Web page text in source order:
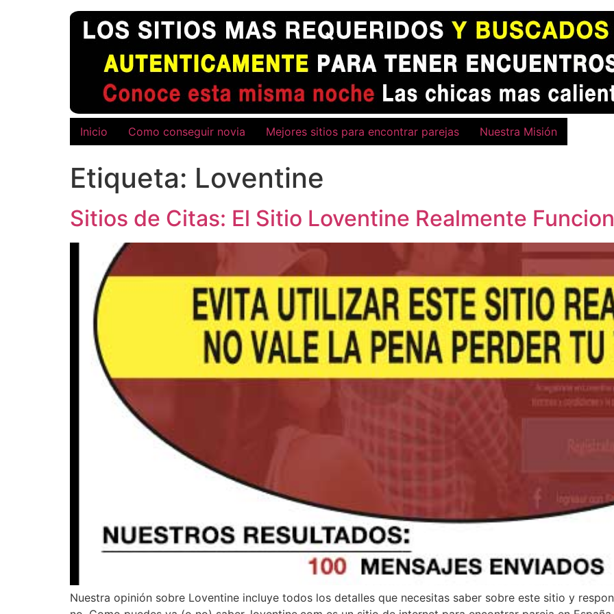
Inicio Como conseguir novia Mejores sitios para encontrar parejas Nuestra Misión
Etiqueta: Loventine
Sitios de Citas: El Sitio Loventine Realmente
Nuestra opinión sobre Loventine incluye todos los detalles que necesitas saber sobre este sitio y